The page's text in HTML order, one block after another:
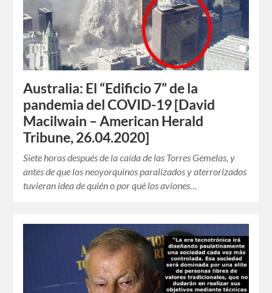
Australia: El “Edificio 7” de la
pandemia del COVID-19 [David
Macilwain – American Herald
Tribune, 26.04.2020]
Siete horas después de la caída de las Torres Gemelas, y
antes de que los neoyorquinos paralizados y aterrorizados
tuvieran idea de quién o por qué los aviones…